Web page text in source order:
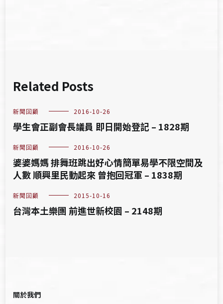
Related Posts
新聞回顧 2016-10-26
學生會正副會長議員 即日開始登記 – 1828期
新聞回顧 2016-10-26
婆婆媽媽 排舞班跳出好心情簡單易學不限空間及
人數 順興里民動起來 曾抱回冠軍 – 1838期
新聞回顧 2015-10-16
台灣本土樂團 前進世新校園 – 2148期
關於我們